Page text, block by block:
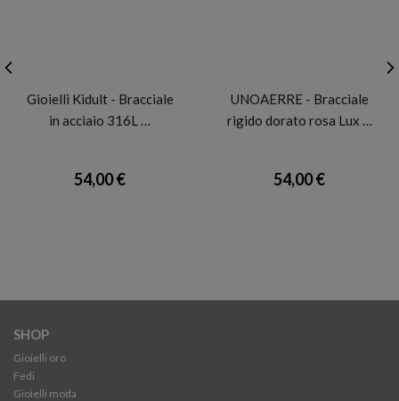
Gioielli Kidult - Bracciale
in acciaio 316L …
54,00 €
UNOAERRE - Bracciale
rigido dorato rosa Lux …
54,00 €
SHOP
Gioielli oro
Fedi
Gioielli moda